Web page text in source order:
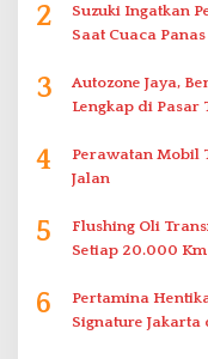
2
Suzuki Ingatkan
Saat Cuaca Panas
3
Autozone Jaya,
Lengkap di Pasar
4
Perawatan Mobil
Jalan
5
Flushing Oli
Setiap 20.000 Km
6
Pertamina
Signature Jakarta